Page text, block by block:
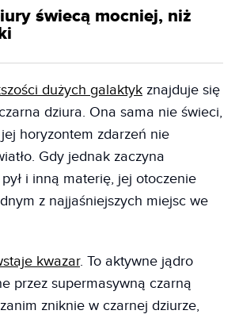
świecą mocniej, niż
dużych galaktyk znajduje się
dziura. Ona sama nie świeci,
horyzontem zdarzeń nie
Gdy jednak zaczyna
i inną materię, jej otoczenie
z najjaśniejszych miejsc we
kwazar. To aktywne jądro
przez supermasywną czarną
zniknie w czarnej dziurze,